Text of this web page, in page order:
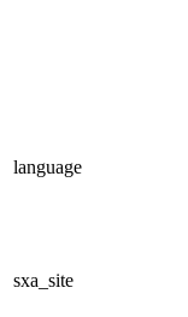
language
sxa_site